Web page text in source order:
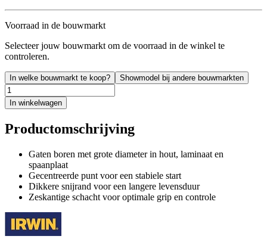
Voorraad in de bouwmarkt
Selecteer jouw bouwmarkt om de voorraad in de winkel te
controleren.
In welke bouwmarkt te koop? Showmodel bij andere bouwmarkten
In winkelwagen
Productomschrijving
Gaten boren met grote diameter in hout, laminaat en
spaanplaat
Gecentreerde punt voor een stabiele start
Dikkere snijrand voor een langere levensduur
Zeskantige schacht voor optimale grip en controle